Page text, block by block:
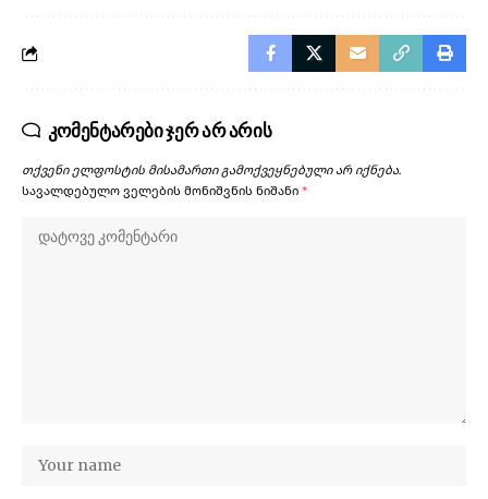
კომენტარები ჯერ არ არის
თქვენი ელფოსტის მისამართი გამოქვეყნებული არ იქნება.
სავალდებულო ველების მონიშვნის ნიშანი *